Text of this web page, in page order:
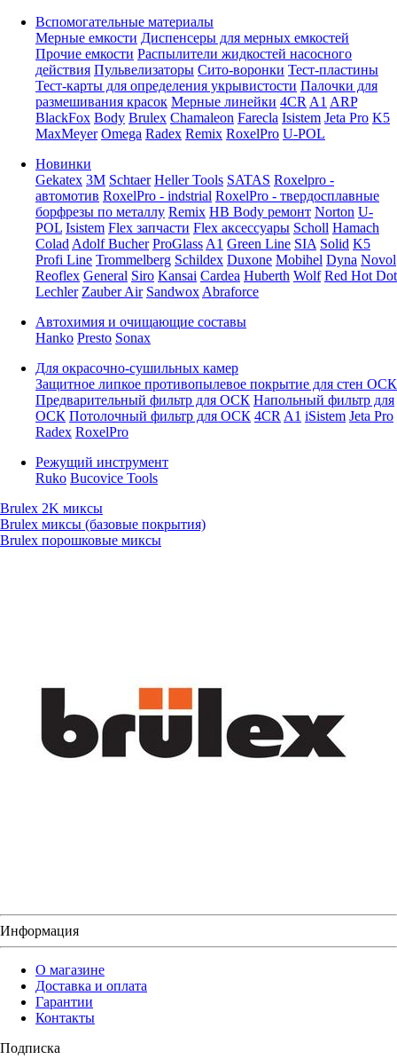
Вспомогательные материалы
Мерные емкости Диспенсеры для мерных емкостей
Прочие емкости Распылители жидкостей насосного
действия Пульвелизаторы Сито-воронки Тест-пластины
Тест-карты для определения укрывистости Палочки для
размешивания красок Мерные линейки 4CR A1 ARP
BlackFox Body Brulex Chamaleon Farecla Isistem Jeta Pro K5
MaxMeyer Omega Radex Remix RoxelPro U-POL
Новинки
Gekatex 3M Schtaer Heller Tools SATAS Roxelpro -
автомотив RoxelPro - indstrial RoxelPro - твердосплавные
борфрезы по металлу Remix HB Body ремонт Norton U-
POL Isistem Flex запчасти Flex аксессуары Scholl Hamach
Colad Adolf Bucher ProGlass A1 Green Line SIA Solid K5
Profi Line Trommelberg Schildex Duxone Mobihel Dyna Novol
Reoflex General Siro Kansai Cardea Huberth Wolf Red Hot Dot
Lechler Zauber Air Sandwox Abraforce
Автохимия и очищающие составы
Hanko Presto Sonax
Для окрасочно-сушильных камер
Защитное липкое противопылевое покрытие для стен ОСК
Предварительный фильтр для ОСК Напольный фильтр для
ОСК Потолочный фильтр для ОСК 4CR A1 iSistem Jeta Pro
Radex RoxelPro
Режущий инструмент
Ruko Bucovice Tools
Brulex 2K миксы
Brulex миксы (базовые покрытия)
Brulex порошковые миксы
Информация
О магазине
Доставка и оплата
Гарантии
Контакты
Подписка